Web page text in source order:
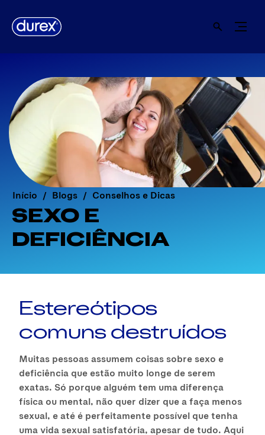
Início Blogs Conselhos e Dicas
SEXO E
DEFICIÊNCIA
Estereótipos
comuns destruídos
Muitas pessoas assumem coisas sobre sexo e
deficiência que estão muito longe de serem
exatas. Só porque alguém tem uma diferença
física ou mental, não quer dizer que a faça menos
sexual, e até é perfeitamente possível que tenha
uma vida sexual satisfatória, apesar de tudo. Aqui